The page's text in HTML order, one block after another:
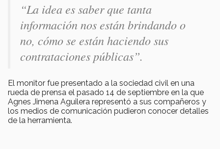
“La idea es saber que tanta
información nos están brindando o
no, cómo se están haciendo sus
contrataciones públicas”.
El monitor fue presentado a la sociedad civil en una
rueda de prensa el pasado 14 de septiembre en la que
Agnes Jimena Aguilera representó a sus compañeros y
los medios de comunicación pudieron conocer detalles
de la herramienta.